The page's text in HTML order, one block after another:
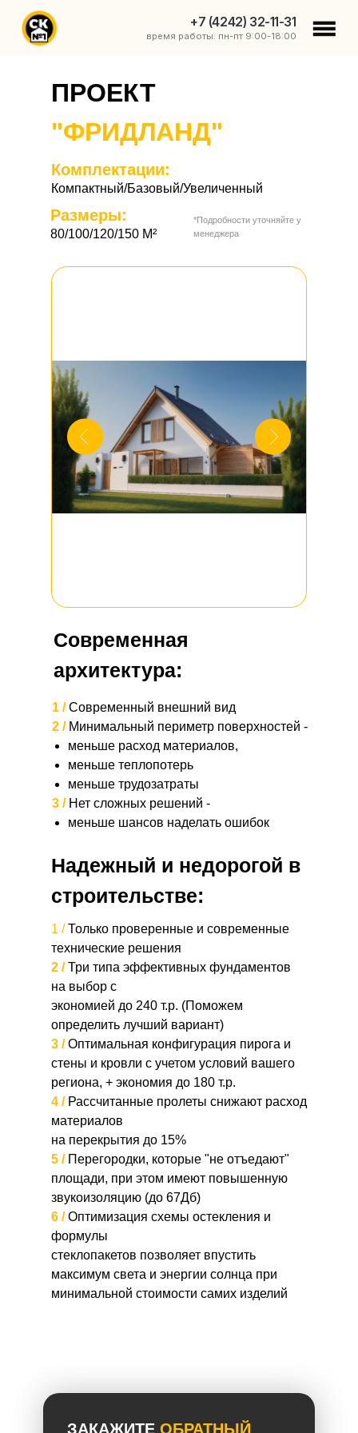
+7 (4242) 32-11-31
время работы: пн-пт 9:00-18:00
+7 (4242) 32-11-31
ПРОЕКТ
"ФРИДЛАНД"
80/100/120/150 M²
Размеры:
Компактный/Базовый/Увеличенный
Комплектации:
*Подробности уточняйте у
менеджера
1 /Только проверенные и современные
технические решения
2 /Три типа эффективных фундаментов
на выбор с
экономией до 240 т.р. (Поможем
определить лучший вариант)
3 /Оптимальная конфигурация пирога и
стены и кровли с учетом условий вашего
региона, + экономия до 180 т.р.
4 /Рассчитанные пролеты снижают расход
материалов
на перекрытия до 15%
5 /Перегородки, которые "не отъедают"
площади, при этом имеют повышенную
звукоизоляцию (до 67Дб)
6 /Оптимизация схемы остекления и
формулы
стеклопакетов позволяет впустить
максимум света и энергии солнца при
минимальной стоимости самих изделий
Современная
архитектура:
1 /Современный внешний вид
2 /Минимальный периметр поверхностей -
меньше расход материалов,
меньше теплопотерь
меньше трудозатраты
3 /Нет сложных решений -
меньше шансов наделать ошибок
Надежный и недорогой в
строительстве:
ЗАКАЖИТЕ ОБРАТНЫЙ